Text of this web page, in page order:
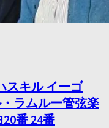
スキル イーゴ
ラムルー管弦楽
番 24番